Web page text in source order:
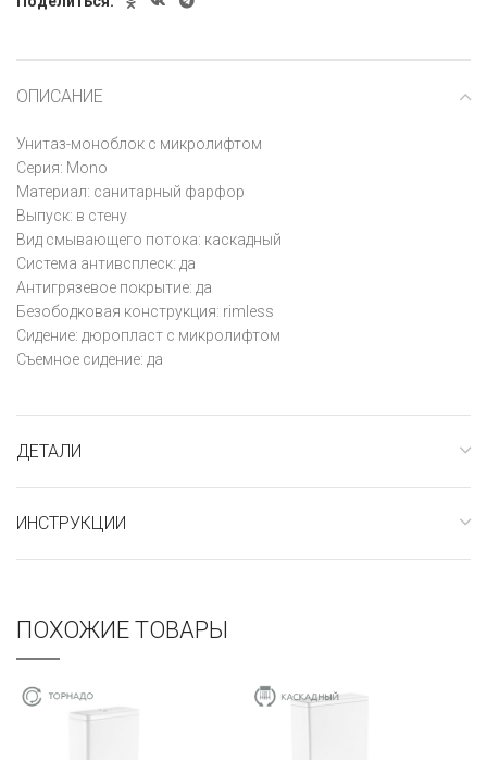
ОПИСАНИЕ
Унитаз-моноблок с микролифтом
Серия: Mono
Материал: санитарный фарфор
Выпуск: в стену
Вид смывающего потока: каскадный
Система антивсплеск: да
Антигрязевое покрытие: да
Безободковая конструкция: rimless
Сидение: дюропласт с микролифтом
Съемное сидение: да
ДЕТАЛИ
ИНСТРУКЦИИ
ПОХОЖИЕ ТОВАРЫ